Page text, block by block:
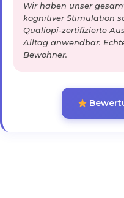
Wir haben unser
kognitiver Stimulation
Qualiopi-zertifizierte
Alltag anwendbar.
Bewohner.